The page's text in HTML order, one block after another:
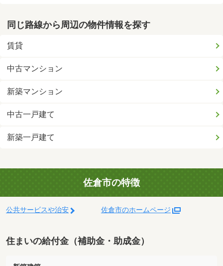
同じ路線から周辺の物件情報を探す
賃貸
中古マンション
新築マンション
中古一戸建て
新築一戸建て
佐倉市の特徴
公共サービスや治安 佐倉市のホームページ
住まいの給付金（補助金・助成金）